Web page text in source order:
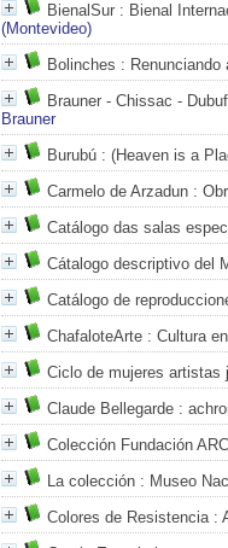
BienalSur : Bienal
(Montevideo)
Bolinches : Renunciando
Brauner - Chissac -
Brauner
Burubú : (Heaven is a
Carmelo de Arzadun :
Catálogo das salas
Cátalogo descriptivo del
Catálogo de
ChafaloteArte : Cultura
Ciclo de mujeres artistas
Claude Bellegarde :
Colección Fundación
La colección : Museo
Colores de Resistencia: